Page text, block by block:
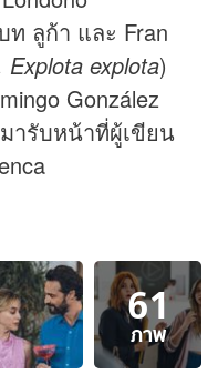
ท ลูก้า และ Fran
explota)
González
ารับหน้าที่ผู้เขียน
61
ภาพ